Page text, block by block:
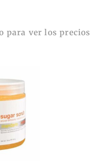
para ver los precios